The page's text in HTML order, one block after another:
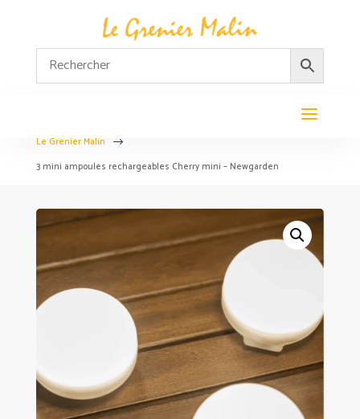
Le Grenier Malin $
3 mini ampoules rechargeables Cherry mini – Newgarden